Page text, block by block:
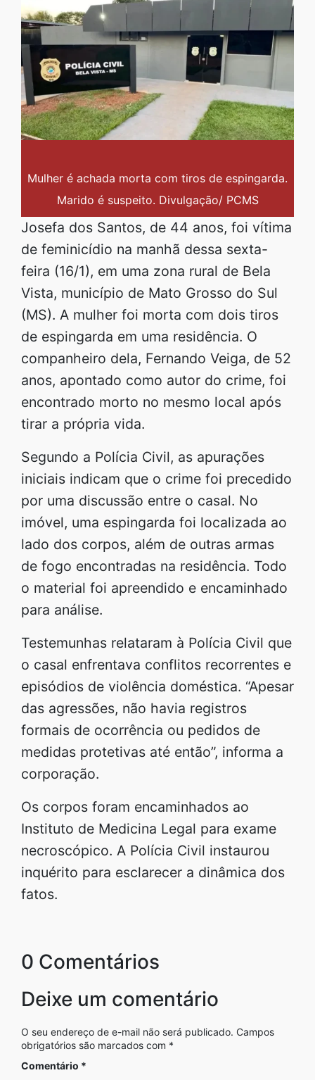
Mulher é achada morta com tiros de espingarda.
Marido é suspeito. Divulgação/ PCMS
Josefa dos Santos, de 44 anos, foi vítima
de feminicídio na manhã dessa sexta-
feira (16/1), em uma zona rural de Bela
Vista, município de Mato Grosso do Sul
(MS). A mulher foi morta com dois tiros
de espingarda em uma residência. O
companheiro dela, Fernando Veiga, de 52
anos, apontado como autor do crime, foi
encontrado morto no mesmo local após
tirar a própria vida.
Segundo a Polícia Civil, as apurações
iniciais indicam que o crime foi precedido
por uma discussão entre o casal. No
imóvel, uma espingarda foi localizada ao
lado dos corpos, além de outras armas
de fogo encontradas na residência. Todo
o material foi apreendido e encaminhado
para análise.
Testemunhas relataram à Polícia Civil que
o casal enfrentava conflitos recorrentes e
episódios de violência doméstica. “Apesar
das agressões, não havia registros
formais de ocorrência ou pedidos de
medidas protetivas até então”, informa a
corporação.
Os corpos foram encaminhados ao
Instituto de Medicina Legal para exame
necroscópico. A Polícia Civil instaurou
inquérito para esclarecer a dinâmica dos
fatos.
0 Comentários
Deixe um comentário
O seu endereço de e-mail não será publicado. Campos
obrigatórios são marcados com *
Comentário *